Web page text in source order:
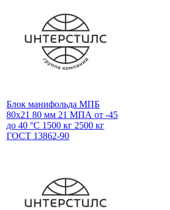
Блок манифольда МПБ
80х21 80 мм 21 МПА от -45
до 40 °С 1500 кг 2500 кг
ГОСТ 13862-90